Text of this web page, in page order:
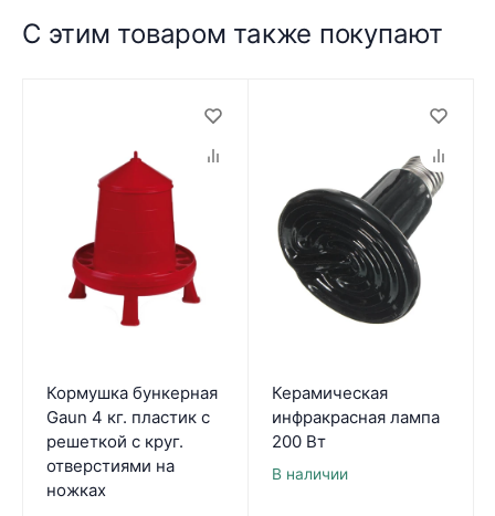
С этим товаром также покупают
Кормушка бункерная
Gaun 4 кг. пластик с
решеткой с круг.
отверстиями на
ножках
Керамическая
инфракрасная лампа
200 Вт
В наличии